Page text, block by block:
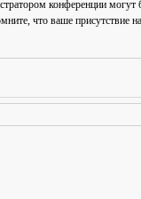
конференции могут
что ваше присутствие